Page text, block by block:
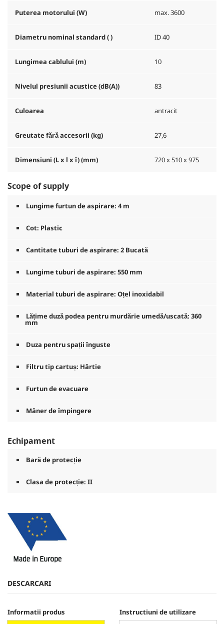
Puterea motorului (W) max. 3600
Diametru nominal standard ( ) ID 40
Lungimea cablului (m) 10
Nivelul presiunii acustice (dB(A)) 83
Culoarea antracit
Greutate fără accesorii (kg) 27,6
Dimensiuni (L x l x î) (mm) 720 x 510 x 975
Scope of supply
Lungime furtun de aspirare: 4 m
Cot: Plastic
Cantitate tuburi de aspirare: 2 Bucată
Lungime tuburi de aspirare: 550 mm
Material tuburi de aspirare: Oțel inoxidabil
Lățime duză podea pentru murdărie umedă/uscată: 360
mm
Duza pentru spații înguste
Filtru tip cartuș: Hârtie
Furtun de evacuare
Mâner de împingere
Echipament
Bară de protecție
Clasa de protecție: II
DESCARCARI
Informatii produs Instructiuni de utilizare